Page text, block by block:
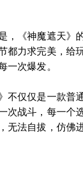
，《神魔遮天》
都力求完美，给
一次爆发。
》不仅仅是一款
次战斗，每一个
无法自拔，仿佛